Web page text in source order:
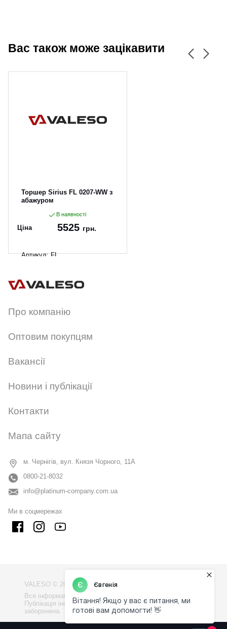
Вас також може зацікавити
Торшер Sirius FL 0207-WW з
абажуром
В наявності
Ціна 5525 грн.
Артикул:FL
Про компанію
Оптовим покупцям
Вакансії
Новини і публікації
Контакти
Мапа сайту
м. Чернігів, вул. Князя Чорного, 11А
0800-21-8032
info@platinum-company.com.ua
Ми в соцмережах
VALESO © 2009 - 2026
Вся інформація на сайті - власність компанії "VALESO".
Публікація інформації з сайту без узгодження
заборонена.